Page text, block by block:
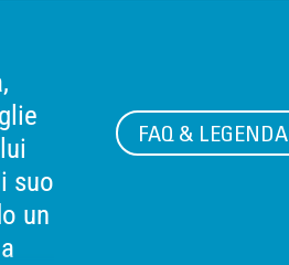
FAQ & LEGENDA
suo
un